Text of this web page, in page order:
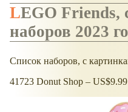
LEGO Friends, список новых
наборов 2023
Список наборов, с
41723 Donut Shop – US$9.99